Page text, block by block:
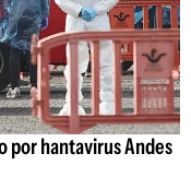
por hantavirus Andes